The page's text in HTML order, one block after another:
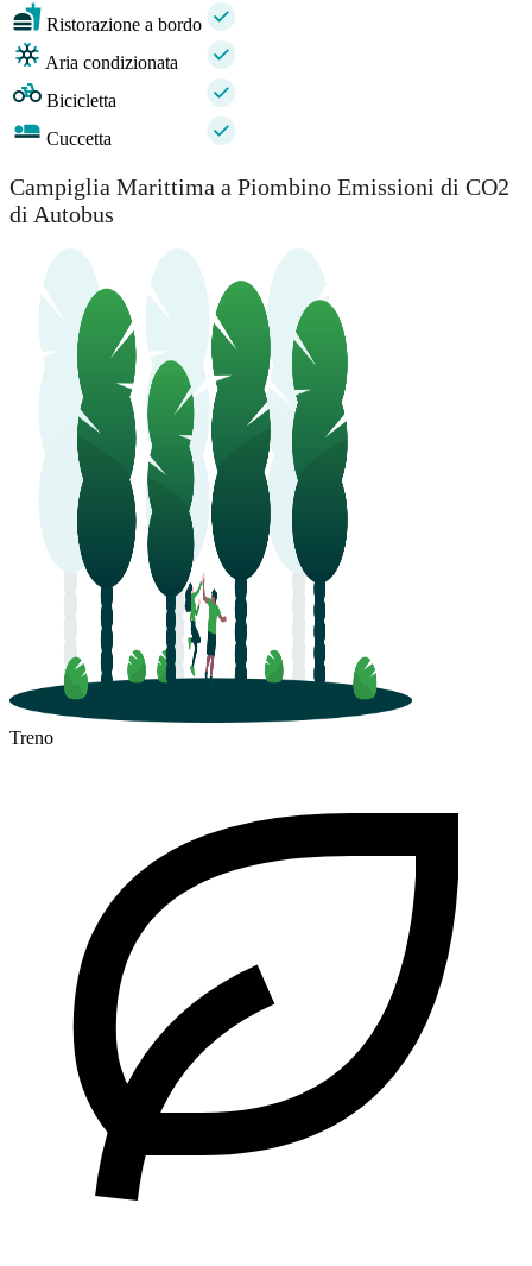
Ristorazione a bordo
Aria condizionata
Bicicletta
Cuccetta
Campiglia Marittima a Piombino Emissioni di CO2
di Autobus
Treno